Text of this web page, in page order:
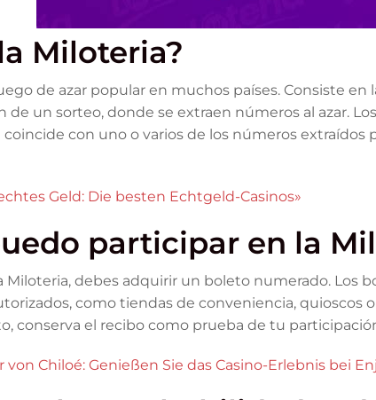
Miloteria?
de azar popular en muchos países. Consiste
de un sorteo, donde se extraen números al azar.
con uno o varios de los números extraídos
Geld: Die besten Echtgeld-Casinos»
participar en la
Miloteria, debes adquirir un boleto numerado. Los
como tiendas de conveniencia, quioscos
conserva el recibo como prueba de tu
von Chiloé: Genießen Sie das Casino-Erlebnis bei